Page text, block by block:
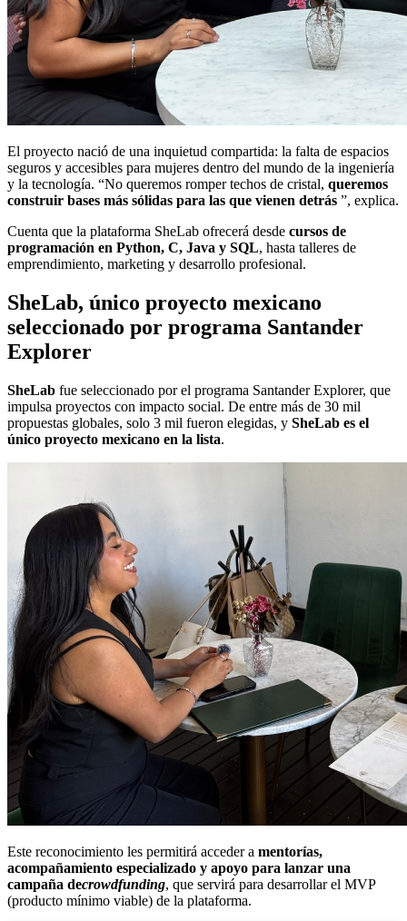
El proyecto nació de una inquietud compartida: la falta de espacios
seguros y accesibles para mujeres dentro del mundo de la ingeniería
y la tecnología. “No queremos romper techos de cristal, queremos
construir bases más sólidas para las que vienen detrás ”, explica.
Cuenta que la plataforma SheLab ofrecerá desde cursos de
programación en Python, C, Java y SQL, hasta talleres de
emprendimiento, marketing y desarrollo profesional.
SheLab, único proyecto mexicano
seleccionado por programa Santander
Explorer
SheLab fue seleccionado por el programa Santander Explorer, que
impulsa proyectos con impacto social. De entre más de 30 mil
propuestas globales, solo 3 mil fueron elegidas, y SheLab es el
único proyecto mexicano en la lista.
Este reconocimiento les permitirá acceder a mentorías,
acompañamiento especializado y apoyo para lanzar una
campaña decrowdfunding, que servirá para desarrollar el MVP
(producto mínimo viable) de la plataforma.